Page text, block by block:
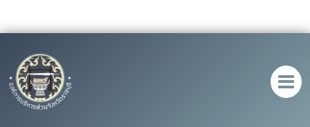
เส้นหมี่ซั่วหมี่เตี๊ยว ตราหงษ์-มังกร